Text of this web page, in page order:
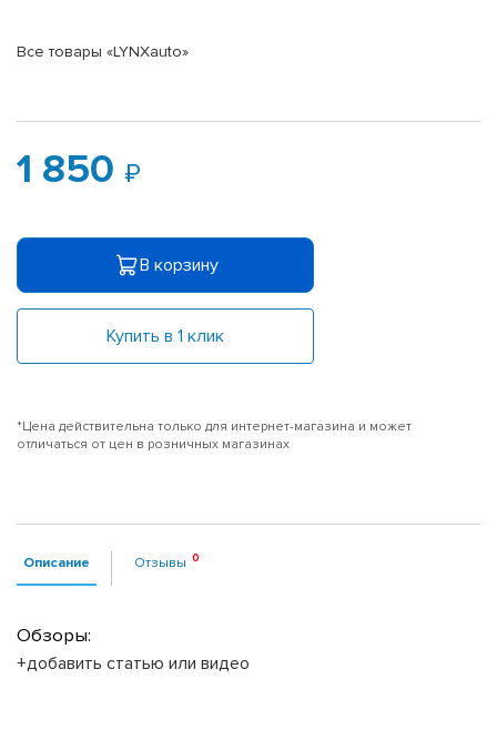
Все товары «LYNXauto»
1 850
В корзину
Купить в 1 клик
*Цена действительна только для интернет-магазина и может
отличаться от цен в розничных магазинах
Описание Отзывы
Обзоры:
+добавить статью или видео